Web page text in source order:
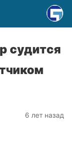
судится
6 лет назад